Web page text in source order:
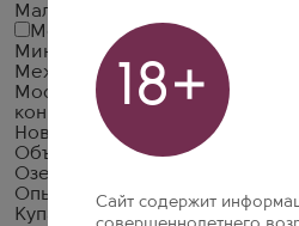
Малиновщизненский
Мердзаванский коньячный
Минский завод виноградных
Межреспубликанский
Московский завод Кристалл
коньячный завод
Национал
Новокубанское
Объединенные Пензенские
Озерский спиртоводочный
Опытный завод НИВА
Купажный Завод
Пермалко
18+
Сайт содержит